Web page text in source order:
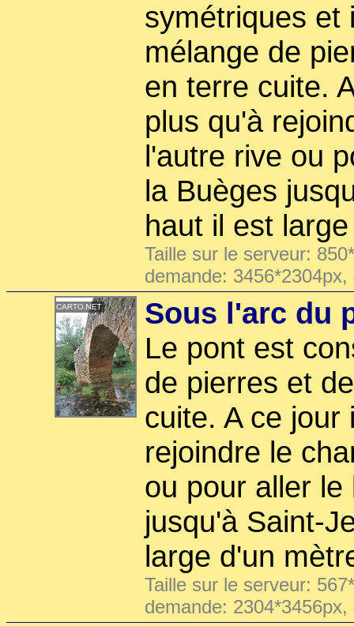
symétriques et
mélange de
en terre cuite.
plus qu'à
l'autre rive ou
la Buèges
haut il est
Taille sur le serveur:
demande:
Sous l'arc du
Le pont est
de pierres et
cuite. A ce jour
rejoindre le
ou pour aller
jusqu'à Saint-
large d'un
Taille sur le serveur:
demande: